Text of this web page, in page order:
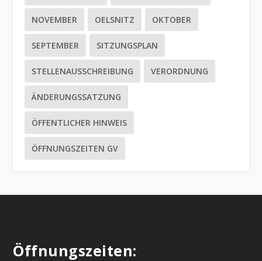
NOVEMBER OELSNITZ OKTOBER
SEPTEMBER SITZUNGSPLAN
STELLENAUSSCHREIBUNG VERORDNUNG
ÄNDERUNGSSATZUNG
ÖFFENTLICHER HINWEIS
ÖFFNUNGSZEITEN GV
Öffnungszeiten: